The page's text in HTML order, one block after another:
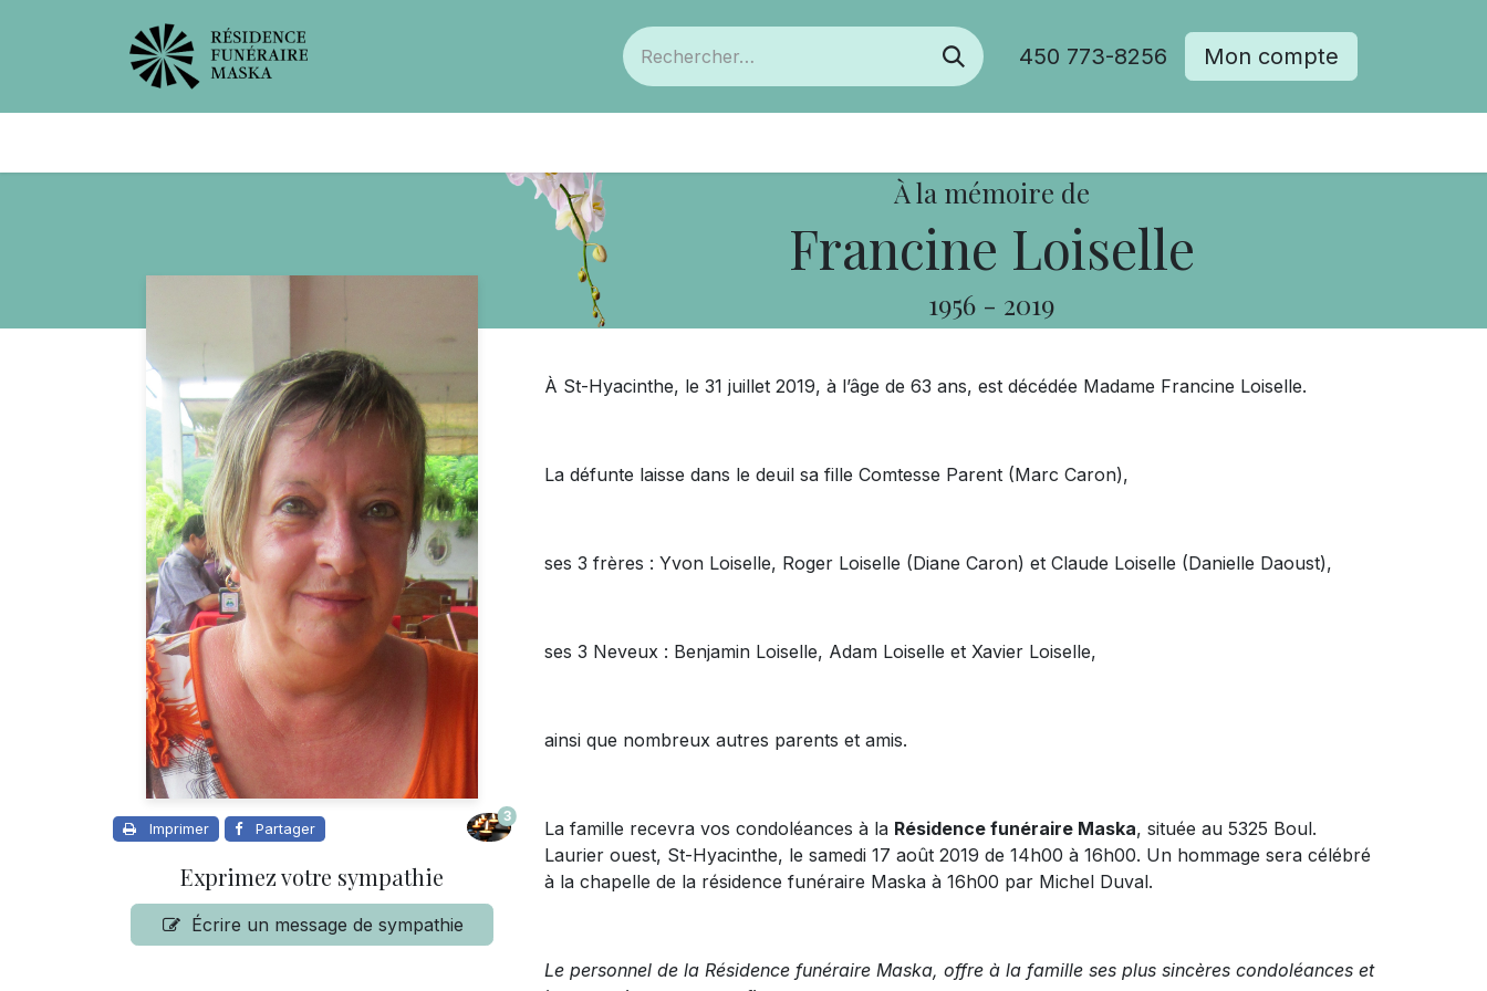
450 773-8256 Mon compte
À la mémoire de
Francine Loiselle
1956 - 2019
Imprimer Partager
3
Exprimez votre sympathie
Écrire un message de sympathie
À St-Hyacinthe, le 31 juillet 2019, à l’âge de 63 ans, est décédée Madame Francine Loiselle.
La défunte laisse dans le deuil sa fille Comtesse Parent (Marc Caron),
ses 3 frères : Yvon Loiselle, Roger Loiselle (Diane Caron) et Claude Loiselle (Danielle Daoust),
ses 3 Neveux : Benjamin Loiselle, Adam Loiselle et Xavier Loiselle,
ainsi que nombreux autres parents et amis.
La famille recevra vos condoléances à la Résidence funéraire Maska, située au 5325 Boul.
Laurier ouest, St-Hyacinthe, le samedi 17 août 2019 de 14h00 à 16h00. Un hommage sera célébré
à la chapelle de la résidence funéraire Maska à 16h00 par Michel Duval.
Le personnel de la Résidence funéraire Maska, offre à la famille ses plus sincères condoléances et